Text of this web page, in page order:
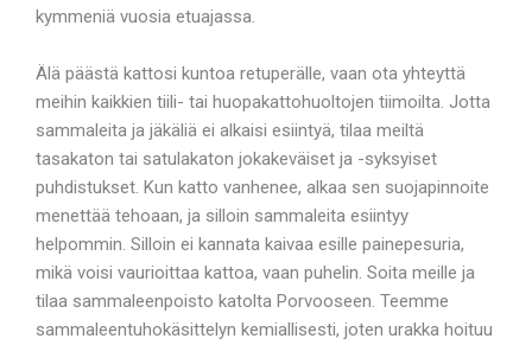
kymmeniä vuosia etuajassa.
Älä päästä kattosi kuntoa retuperälle, vaan ota yhteyttä
meihin kaikkien tiili- tai huopakattohuoltojen tiimoilta. Jotta
sammaleita ja jäkäliä ei alkaisi esiintyä, tilaa meiltä
tasakaton tai satulakaton jokakeväiset ja -syksyiset
puhdistukset. Kun katto vanhenee, alkaa sen suojapinnoite
menettää tehoaan, ja silloin sammaleita esiintyy
helpommin. Silloin ei kannata kaivaa esille painepesuria,
mikä voisi vaurioittaa kattoa, vaan puhelin. Soita meille ja
tilaa sammaleenpoisto katolta Porvooseen. Teemme
sammaleentuhokäsittelyn kemiallisesti, joten urakka hoituu